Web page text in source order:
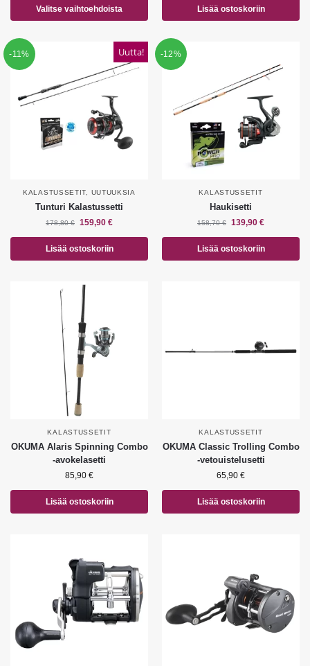
Valitse vaihtoehdoista Lisää ostoskoriin
-11% Uutta!
KALASTUSSETIT UUTUUKSIA
Tunturi Kalastussetti
178,80€ 159,90 €
Lisää ostoskoriin
-12%
KALASTUSSETIT
Haukisetti
158,70€ 139,90 €
Lisää ostoskoriin
KALASTUSSETIT
OKUMA Alaris Spinning Combo
-avokelasetti
85,90 €
Lisää ostoskoriin
KALASTUSSETIT
OKUMA Classic Trolling Combo
-vetouistelusetti
65,90 €
Lisää ostoskoriin